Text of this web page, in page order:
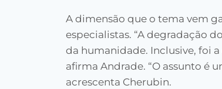
A dimensão que o tema vem
especialistas. “A degradação
da humanidade. Inclusive, foi
afirma Andrade. “O assunto é
acrescenta Cherubin.